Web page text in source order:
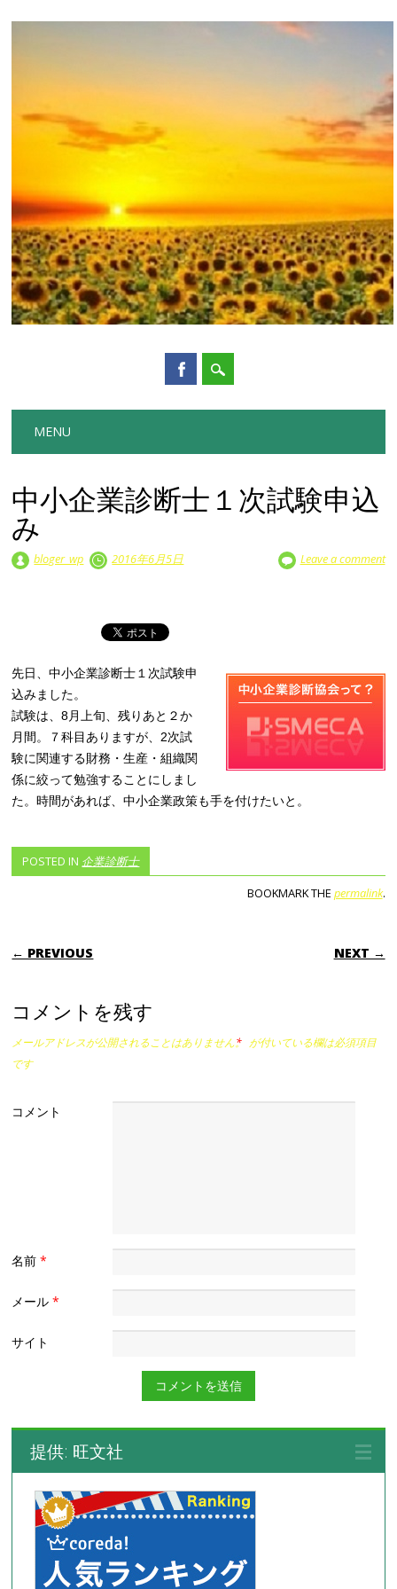
Main menu
MENU
中小企業診断士１次試験申込
み
bloger_wp 2016年6月5日 Leave a comment
先日、中小企業診断士１次試験申
込みました。
試験は、8月上旬、残りあと２か
月間。７科目ありますが、2次試
験に関連する財務・生産・組織関
係に絞って勉強することにしまし
た。時間があれば、中小企業政策も手を付けたいと。
POSTED IN 企業診断士
BOOKMARK THE permalink.
POST NAVIGATION
← PREVIOUS NEXT →
コメントを残す
メールアドレスが公開されることはありません。
* が付いている欄は必須項目
です
コメント
名前*
メール*
サイト
提供: 旺文社